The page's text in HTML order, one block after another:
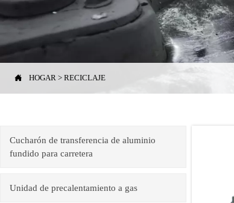
 HOGAR >RECICLAJE
Cucharón de transferencia de aluminio
fundido para carretera
Unidad de precalentamiento a gas